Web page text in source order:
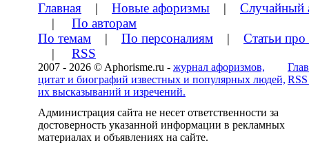
Главная | Новые афоризмы | Случайный
| По авторам
По темам | По персоналиям | Статьи
| RSS
2007 - 2026 © Aphorisme.ru - журнал афоризмов,
цитат и биографий известных и популярных людей,
их высказываний и изречений.
Администрация сайта не несет ответственности за
достоверность указанной информации в рекламных
материалах и объявлениях на сайте.